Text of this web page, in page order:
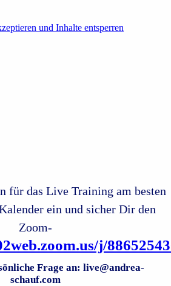
und Inhalte entsperren
für das Live Training am besten
ein und sicher Dir den
Zoom-
j/
Frage an: live@andrea-
schauf.com